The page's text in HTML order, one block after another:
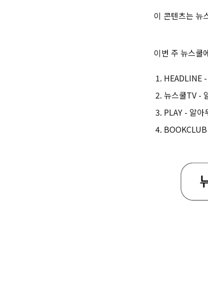
이 콘텐츠는 뉴
이번 주 뉴스쿨
HEADLINE
뉴스쿨TV -
PLAY - 알아